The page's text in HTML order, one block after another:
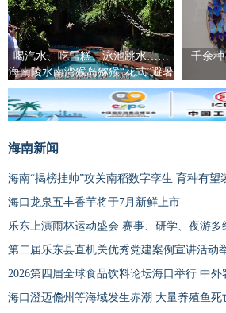
喝汽水、吃雪糕、泳池跳水……
海南陵水南湾猴岛猕猴“花式”避暑
千余
海南新闻
海南“揭榜挂帅”攻关南稻数字孪生 育种有望
海口龙泉五丰香芋将于7月新鲜上市
乐东上演雨林运动盛会 赛事、研学、夜游多
第二届乐东县直机关优秀党建案例宣讲活动
2026第四届全球食品饮料论坛海口举行 中
海口澄迈儋州等海域发生赤潮 大量养殖鱼死